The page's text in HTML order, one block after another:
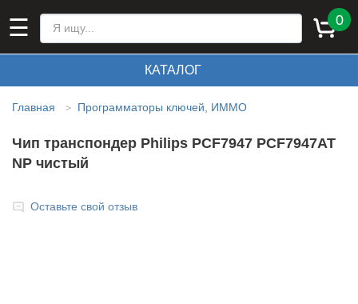
☰ 0
КАТАЛОГ
Главная > Программаторы ключей, ИММО
Чип транспондер Philips PCF7947 PCF7947AT
NP чистый
Оставьте свой отзыв